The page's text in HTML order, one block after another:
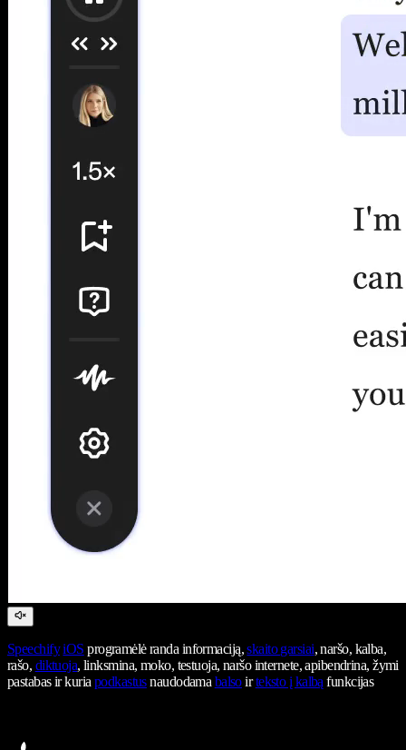
Speechify iOS programėlė randa informaciją,skaito garsiai, naršo, kalba,
rašo, diktuoja, linksmina, moko, testuoja, naršo internete, apibendrina, žymi
pastabas ir kuriapodkastusnaudodamabalsoirteksto į kalbąfunkcijas